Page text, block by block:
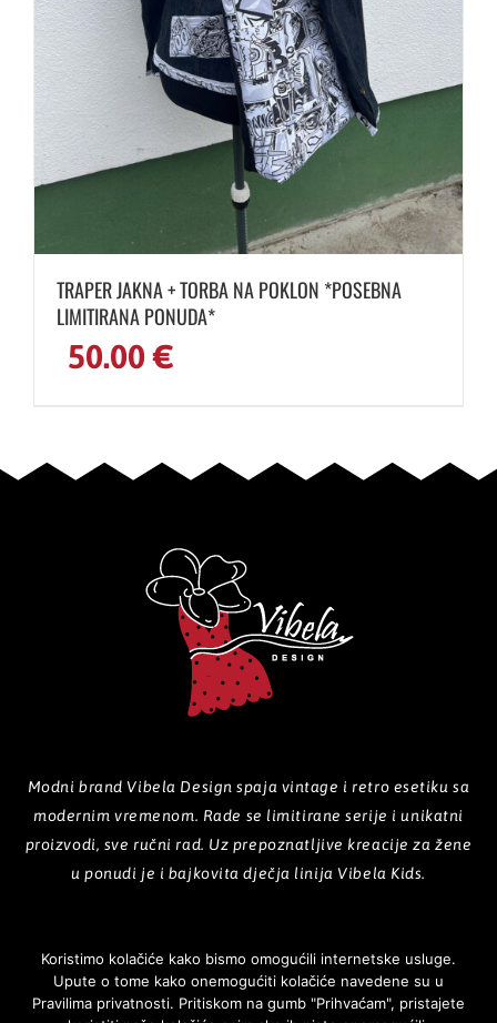
TRAPER JAKNA + TORBA NA POKLON *POSEBNA
LIMITIRANA PONUDA*
50.00€
Modni brand Vibela Design spaja vintage i retro esetiku sa
modernim vremenom. Rade se limitirane serije i unikatni
proizvodi, sve ručni rad. Uz prepoznatljive kreacije za žene
u ponudi je i bajkovita dječja linija Vibela Kids.
POČETNA O NAMA PROIZVODI GALERIJA
KOLEKCIJE
Koristimo kolačiće kako bismo omogućili internetske usluge.
Upute o tome kako onemogućiti kolačiće navedene su u
Pravilima privatnosti. Pritiskom na gumb "Prihvaćam", pristajete